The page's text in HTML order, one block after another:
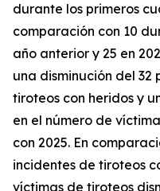
durante los primeros
comparación con 10
año anterior y 25 en
una disminución del 32
tiroteos con heridos y
en el número de
con 2025. En
incidentes de tiroteos
víctimas de tiroteos